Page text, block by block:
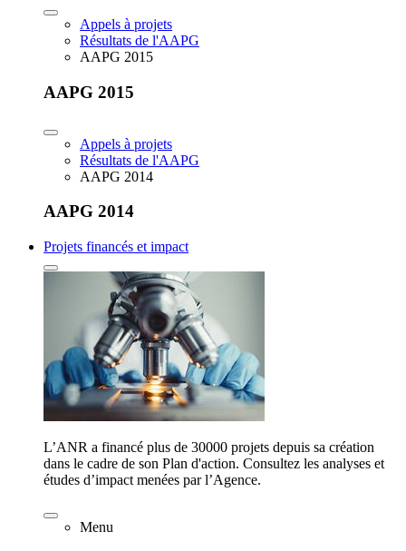
Appels à projets
Résultats de l'AAPG
AAPG 2015
AAPG 2015
Appels à projets
Résultats de l'AAPG
AAPG 2014
AAPG 2014
Projets financés et impact
L’ANR a financé plus de 30000 projets depuis sa création
dans le cadre de son Plan d'action. Consultez les analyses et
études d’impact menées par l’Agence.
Menu